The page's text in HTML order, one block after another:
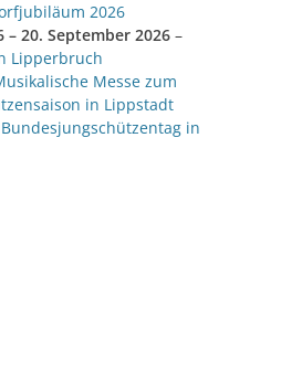
2026
– 20. September 2026 –
Lipperbruch
Messe zum
in Lippstadt
Bundesjungschützentag in